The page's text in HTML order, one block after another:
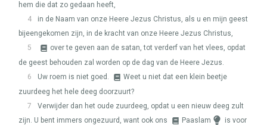
hem die dat zo gedaan heeft,
4
in de Naam van onze Heere Jezus Christus, als u en mijn geest
bijeengekomen zijn, in de kracht van onze Heere Jezus Christus,
5
over te geven aan de satan, tot verderf van het vlees, opdat
de geest behouden zal worden op de dag van de Heere Jezus.
6
Uw roem is niet goed.
Weet u niet dat een klein beetje
zuurdeeg het hele deeg doorzuurt?
7
Verwijder dan het oude zuurdeeg, opdat u een nieuw deeg zult
zijn. U bent immers ongezuurd, want ook ons
Paaslam
is voor